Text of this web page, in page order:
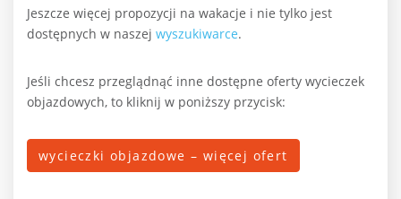
Jeszcze więcej propozycji na wakacje i nie tylko jest
dostępnych w naszej wyszukiwarce.
Jeśli chcesz przeglądnąć inne dostępne oferty wycieczek
objazdowych, to kliknij w poniższy przycisk:
wycieczki objazdowe – więcej ofert